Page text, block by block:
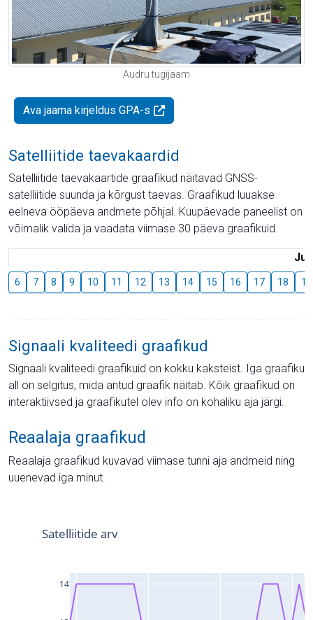
Audru tugijaam
Ava jaama kirjeldus GPA-s
Satelliitide taevakaardid
Satelliitide taevakaartide graafikud näitavad GNSS-
satelliitide suunda ja kõrgust taevas. Graafikud luuakse
eelneva ööpäeva andmete põhjal. Kuupäevade paneelist on
võimalik valida ja vaadata viimase 30 päeva graafikuid.
6 7 8 9 10 11 12 13 14 15 16 17 18 19
Signaali kvaliteedi graafikud
Signaali kvaliteedi graafikuid on kokku kaksteist. Iga graafiku
all on selgitus, mida antud graafik näitab. Kõik graafikud on
interaktiivsed ja graafikutel olev info on kohaliku aja järgi.
Reaalaja graafikud
Reaalaja graafikud kuvavad viimase tunni aja andmeid ning
uuenevad iga minut.